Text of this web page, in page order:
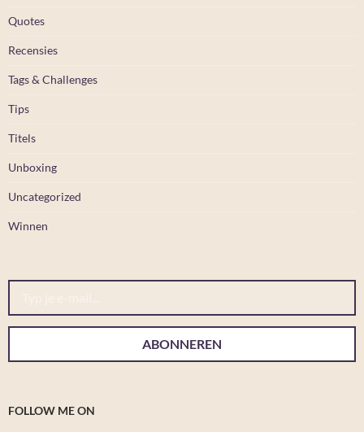
Quotes
Recensies
Tags & Challenges
Tips
Titels
Unboxing
Uncategorized
Winnen
Typ je e-mail...
ABONNEREN
FOLLOW ME ON